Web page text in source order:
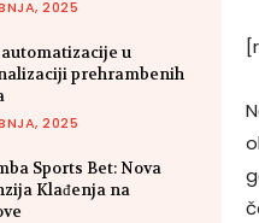
2025
u
prehrambenih
2025
Sports Bet: Nova
Klađenja na